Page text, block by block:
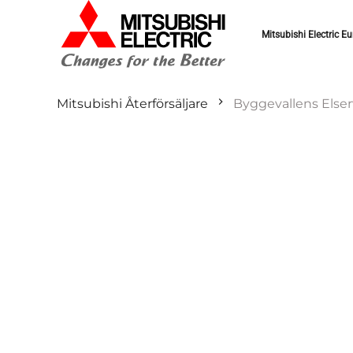
Mitsubishi Electric
Mitsubishi Återförsäljare Byggevallens